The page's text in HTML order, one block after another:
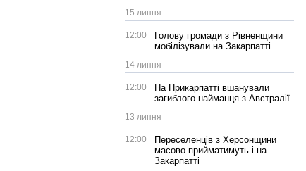
15 липня
12:00
Голову громади з Рівненщини
мобілізували на Закарпатті
14 липня
12:00
На Прикарпатті вшанували
загиблого найманця з Австралії
13 липня
12:00
Переселенців з Херсонщини
масово прийматимуть і на
Закарпатті